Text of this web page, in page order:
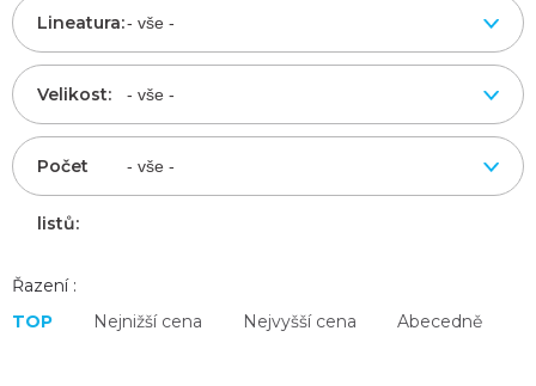
Lineatura:
Velikost:
Počet
listů:
Řazení :
TOP
Nejnižší cena Nejvyšší cena Abecedně